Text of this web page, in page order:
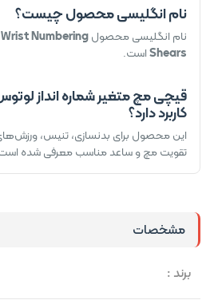
نام انگلیسی محصول چیست؟
نام انگلیسی محصولNumbering
Shearsاست.
قیچی مچ متغیر شماره انداز
کاربرد دارد؟
این محصول برای بدنسازی، تنیس،
تقویت مچ و ساعد مناسب معرفی شده
مشخصات
برند :